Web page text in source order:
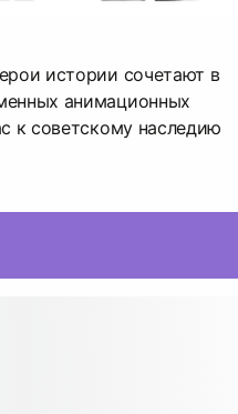
истории сочетают в
анимационных
к советскому наследию